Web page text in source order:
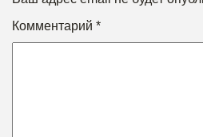
Комментарий *